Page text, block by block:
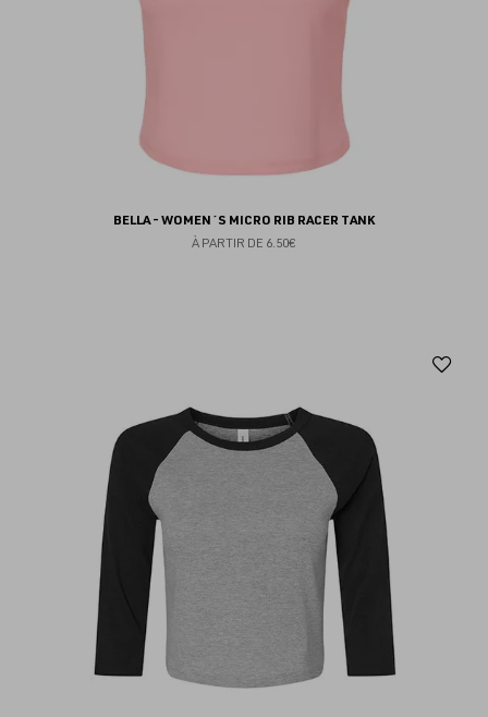
BELLA - WOMEN´S MICRO RIB RACER TANK
À PARTIR DE 6.50€